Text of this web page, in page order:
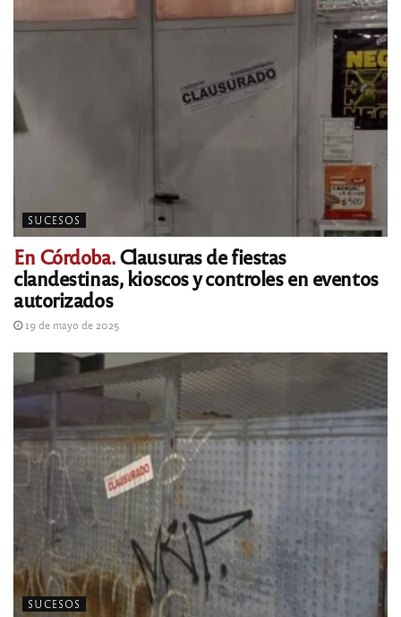
SUCESOS
En Córdoba.Clausuras de fiestas
clandestinas, kioscos y controles en eventos
autorizados
19 de mayo de 2025
SUCESOS